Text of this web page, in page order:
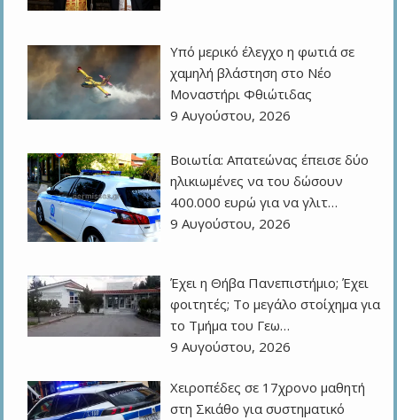
Υπό μερικό έλεγχο η φωτιά σε
χαμηλή βλάστηση στο Νέο
Μοναστήρι Φθιώτιδας
9 Αυγούστου, 2026
Βοιωτία: Απατεώνας έπεισε δύο
ηλικιωμένες να του δώσουν
400.000 ευρώ για να γλιτ…
9 Αυγούστου, 2026
Έχει η Θήβα Πανεπιστήμιο; Έχει
φοιτητές; Το μεγάλο στοίχημα για
το Τμήμα του Γεω…
9 Αυγούστου, 2026
Χειροπέδες σε 17χρονο μαθητή
στη Σκιάθο για συστηματικό